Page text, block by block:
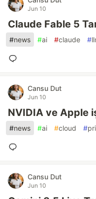
Jun 10
Claude Fable 5
#news #ai #claude #
Cansu Dut
Jun 10
NVIDIA ve Apple
#news #ai #cloud #
Cansu Dut
Jun 10